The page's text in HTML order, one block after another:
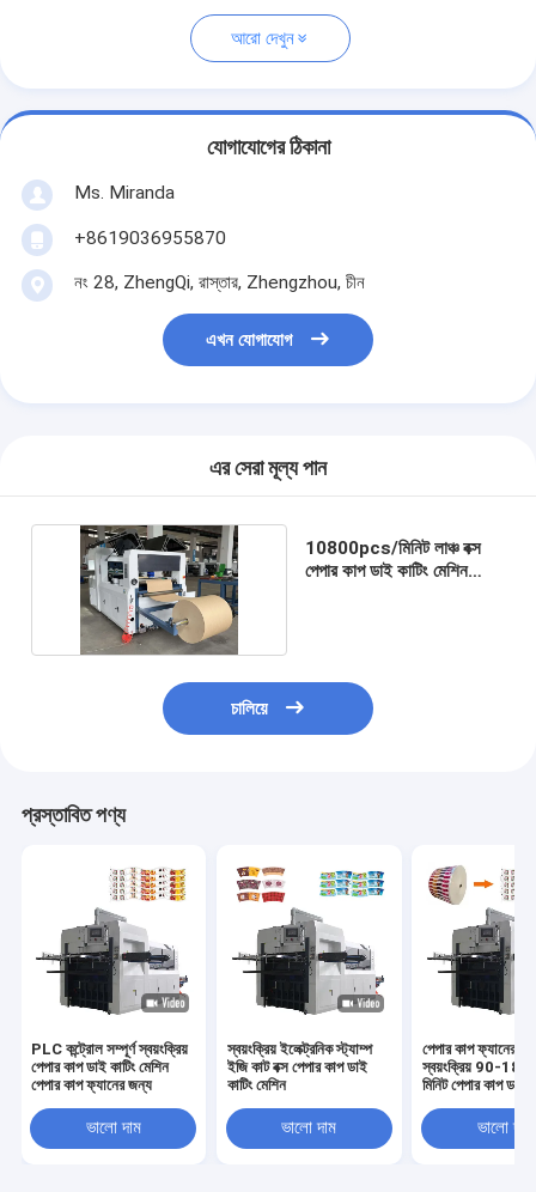
আরো দেখুন
যোগাযোগের ঠিকানা
Ms. Miranda
+8619036955870
নং 28, ZhengQi, রাস্তার, Zhengzhou, চীন
এখন যোগাযোগ
এর সেরা মূল্য পান
10800pcs/মিনিট লাঞ্চ বক্স
পেপার কাপ ডাই কাটিং মেশিন
চালিয়ে
প্রস্তাবিত পণ্য
PLC কন্ট্রোল সম্পূর্ণ স্বয়ংক্রিয়
পেপার কাপ ডাই কাটিং মেশিন
পেপার কাপ ফ্যানের জন্য
ভালো দাম
স্বয়ংক্রিয় ইলেক্ট্রনিক স্ট্যাম্প
ইজি কাট বক্স পেপার কাপ ডাই
কাটিং মেশিন
ভালো দাম
পেপার কাপ ফ্যানের
স্বয়ংক্রিয় 90-180
মিনিট পেপার কাপ ডাই
ভালো দাম